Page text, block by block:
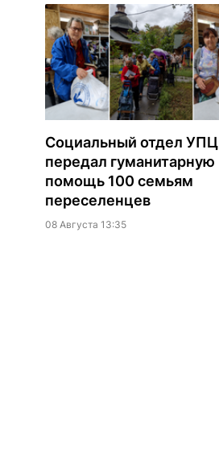
Социальный отдел УПЦ
передал гуманитарную
помощь 100 семьям
переселенцев
08 Августа 13:35